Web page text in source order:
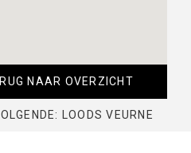
NAAR OVERZICHT
LOODS VEURNE